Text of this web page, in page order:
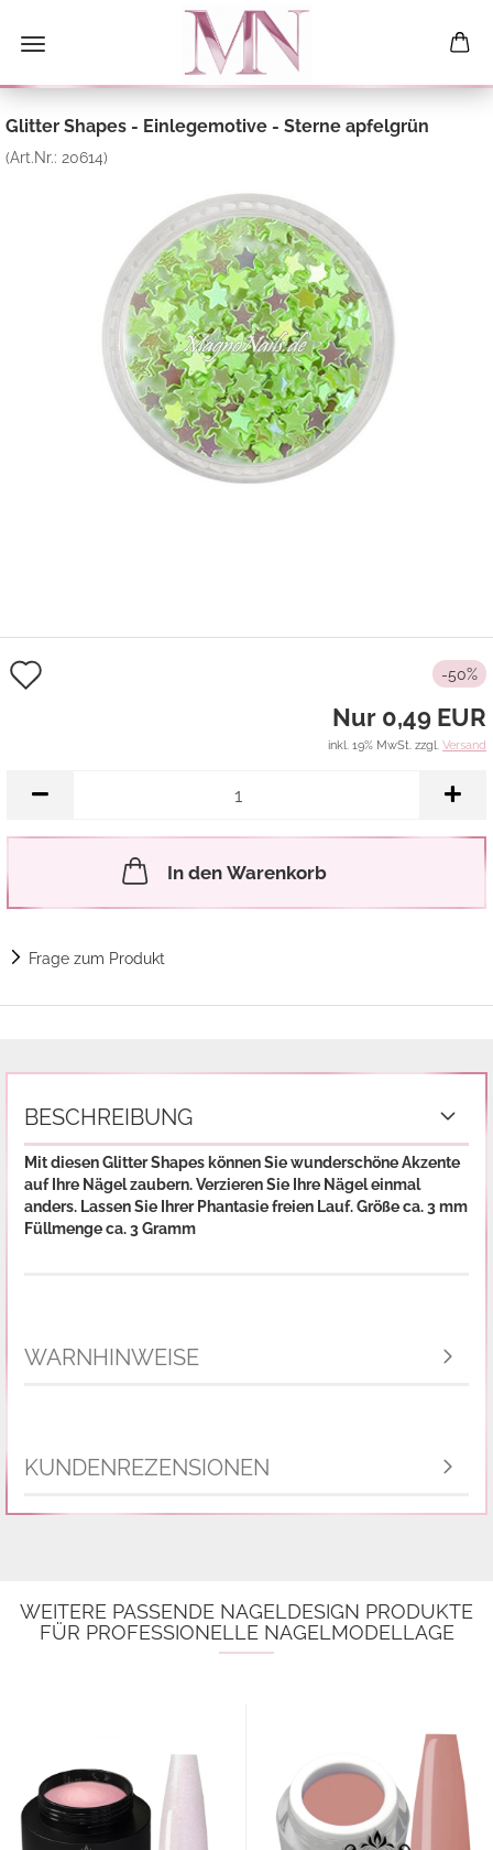
Glitter Shapes - Einlegemotive - Sterne apfelgrün
(Art.Nr.: 20614)
-50%
Nur 0,49 EUR
inkl. 19% MwSt. zzgl. Versand
In den Warenkorb
Frage zum Produkt
BESCHREIBUNG
Mit diesen Glitter Shapes können Sie wunderschöne Akzente
auf Ihre Nägel zaubern. Verzieren Sie Ihre Nägel einmal
anders. Lassen Sie Ihrer Phantasie freien Lauf.Größe ca. 3 mm
Füllmenge ca. 3 Gramm
WARNHINWEISE
KUNDENREZENSIONEN
WEITERE PASSENDE NAGELDESIGN PRODUKTE
FÜR PROFESSIONELLE NAGELMODELLAGE